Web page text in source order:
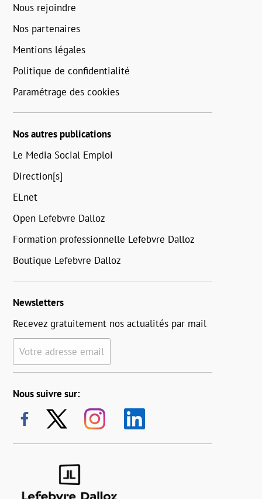
Nous rejoindre
Nos partenaires
Mentions légales
Politique de confidentialité
Paramétrage des cookies
Nos autres publications
Le Media Social Emploi
Direction[s]
ELnet
Open Lefebvre Dalloz
Formation professionnelle Lefebvre Dalloz
Boutique Lefebvre Dalloz
Newsletters
Recevez gratuitement nos actualités par mail
Votre adresse email
Nous suivre sur: